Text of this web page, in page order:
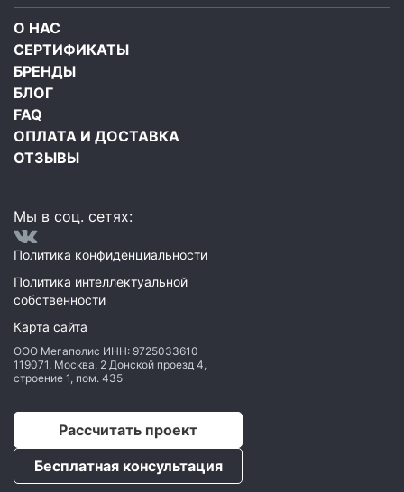
О НАС
СЕРТИФИКАТЫ
БРЕНДЫ
БЛОГ
FAQ
ОПЛАТА И ДОСТАВКА
ОТЗЫВЫ
Мы в соц. сетях:
Политика конфиденциальности
Политика интеллектуальной
собственности
Карта сайта
ООО Мегаполис ИНН: 9725033610
119071, Москва, 2 Донской проезд 4,
строение 1, пом. 435
Рассчитать проект
Бесплатная консультация